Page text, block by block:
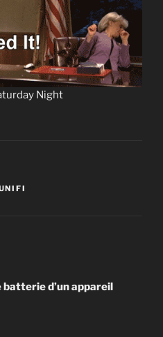
Night
d’un appareil